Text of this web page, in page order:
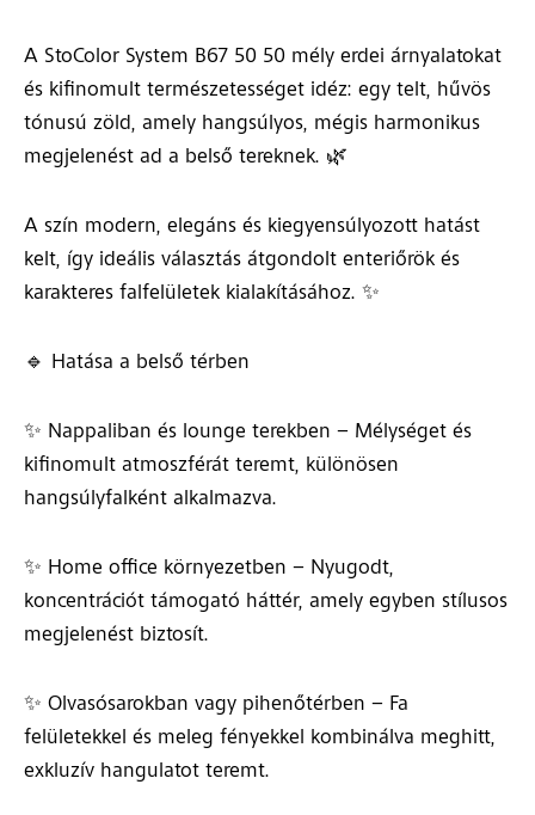
A StoColor System B67 50 50 mély erdei árnyalatokat
és kifinomult természetességet idéz: egy telt, hűvös
tónusú zöld, amely hangsúlyos, mégis harmonikus
megjelenést ad a belső tereknek. 🌿
A szín modern, elegáns és kiegyensúlyozott hatást
kelt, így ideális választás átgondolt enteriőrök és
karakteres falfelületek kialakításához. ✨
🔹 Hatása a belső térben
✨ Nappaliban és lounge terekben – Mélységet és
kifinomult atmoszférát teremt, különösen
hangsúlyfalként alkalmazva.
✨ Home office környezetben – Nyugodt,
koncentrációt támogató háttér, amely egyben stílusos
megjelenést biztosít.
✨ Olvasósarokban vagy pihenőtérben – Fa
felületekkel és meleg fényekkel kombinálva meghitt,
exkluzív hangulatot teremt.